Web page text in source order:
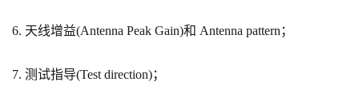
6. 天线增益(Antenna Peak Gain)和 Antenna pattern；
7. 测试指导(Test direction)；